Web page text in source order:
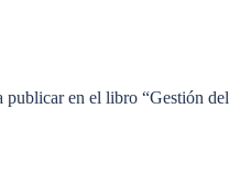
publicar en el libro “Gestión del